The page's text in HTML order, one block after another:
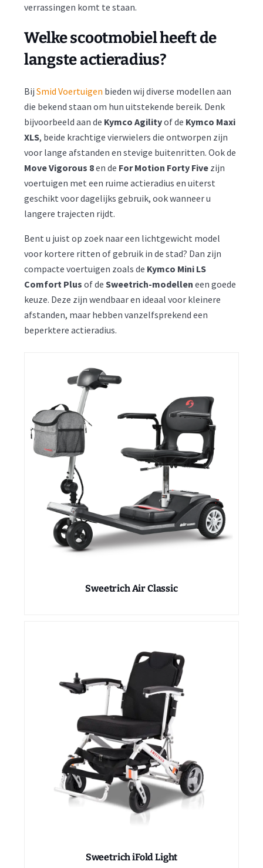
verrassingen komt te staan.
Welke scootmobiel heeft de
langste actieradius?
Bij Smid Voertuigen bieden wij diverse modellen aan
die bekend staan om hun uitstekende bereik. Denk
bijvoorbeeld aan de Kymco Agilityof de Kymco Maxi
XLS, beide krachtige vierwielers die ontworpen zijn
voor lange afstanden en stevige buitenritten. Ook de
Move Vigorous 8en de For Motion Forty Fivezijn
voertuigen met een ruime actieradius en uiterst
geschikt voor dagelijks gebruik, ook wanneer u
langere trajecten rijdt.
Bent u juist op zoek naar een lichtgewicht model
voor kortere ritten of gebruik in de stad? Dan zijn
compacte voertuigen zoals de Kymco Mini LS
Comfort Plus of de Sweetrich-modellen een goede
keuze. Deze zijn wendbaar en ideaal voor kleinere
afstanden, maar hebben vanzelfsprekend een
beperktere actieradius.
Sweetrich Air Classic
Sweetrich iFold Light